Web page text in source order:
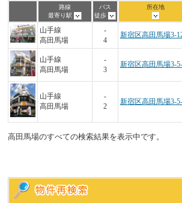
路線
最寄り駅
バス
徒歩
所在地
山手線
高田馬場
-
4
新宿区高田馬場3-
山手線
高田馬場
-
3
新宿区高田馬場3-
山手線
高田馬場
-
2
新宿区高田馬場3-
高田馬場のすべての検索結果を表示中です。